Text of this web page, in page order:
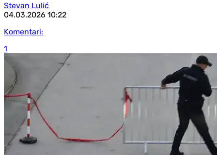
Stevan Lulić
04.03.2026 10:22
Komentari:
1